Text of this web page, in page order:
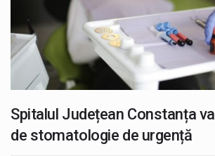
Spitalul Județean Constanța
de stomatologie de urgență